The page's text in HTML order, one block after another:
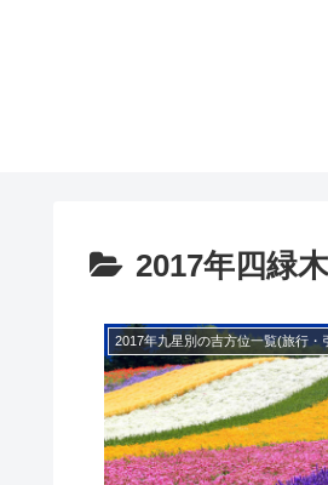
2017年四緑
2017年九星別の吉方位一覧(旅行・